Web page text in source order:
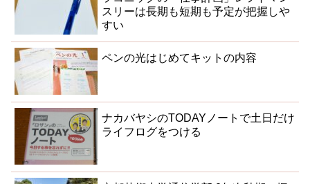
スリーは長期も短期も予定が把握しや
すい
ペンの光はじめてキットの内容
ナカバヤシのTODAYノートで土日だけ
ライフログをつける